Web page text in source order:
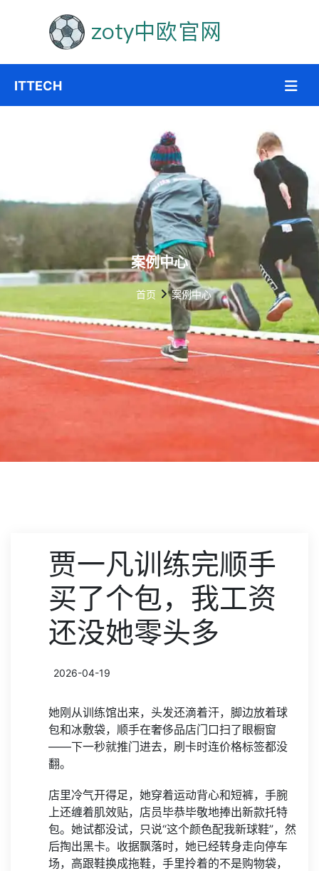
案例中心
首页 案例中心
贾一凡训练完顺手
买了个包，我工资
还没她零头多
2026-04-19
她刚从训练馆出来，头发还滴着汗，脚边放着球
包和冰敷袋，顺手在奢侈品店门口扫了眼橱窗
——下一秒就推门进去，刷卡时连价格标签都没
翻。
店里冷气开得足，她穿着运动背心和短裤，手腕
上还缠着肌效贴，店员毕恭毕敬地捧出新款托特
包。她试都没试，只说“这个颜色配我新球鞋”，然
后掏出黑卡。收据飘落时，她已经转身走向停车
场，高跟鞋换成拖鞋，手里拎着的不是购物袋，